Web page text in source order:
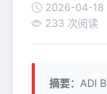
2026-04-18
233 次阅读
摘要： ADI